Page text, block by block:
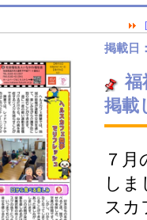
掲載日
福
掲載
７
しま
スカ